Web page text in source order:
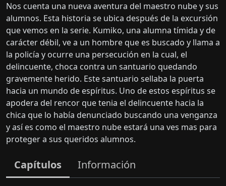
Nos cuenta una nueva aventura del maestro nube y sus
alumnos. Esta historia se ubica después de la excursión
que vemos en la serie. Kumiko, una alumna tímida y de
carácter débil, ve a un hombre que es buscado y llama a
la policía y ocurre una persecución en la cual, el
delincuente, choca contra un santuario quedando
gravemente herido. Este santuario sellaba la puerta
hacia un mundo de espíritus. Uno de estos espíritus se
apodera del rencor que tenia el delincuente hacia la
chica que lo había denunciado buscando una venganza
y así es como el maestro nube estará una ves mas para
proteger a sus queridos alumnos.
Capítulos Información